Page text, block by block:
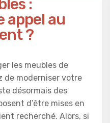
:
appel au
?
les meubles de
de moderniser votre
désormais des
d’être mises en
recherché. Alors, si